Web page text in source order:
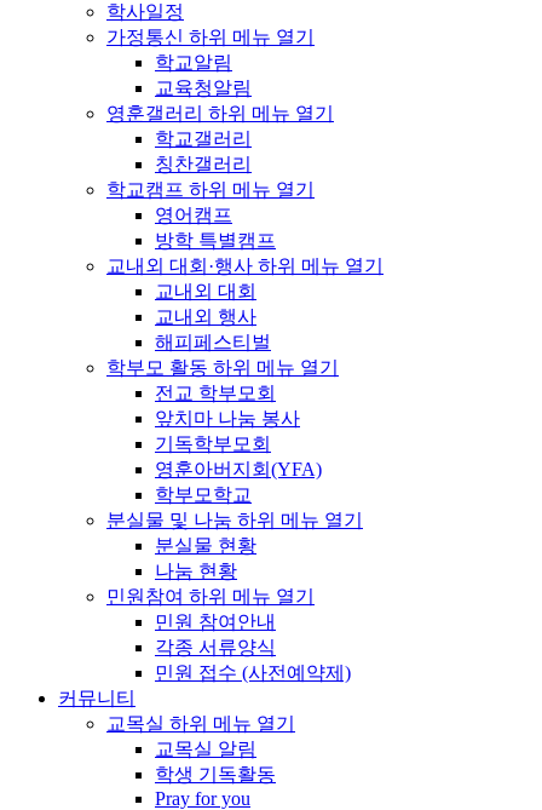
학사일정
가정통신 하위 메뉴 열기
학교알림
교육청알림
영훈갤러리 하위 메뉴 열기
학교갤러리
칭찬갤러리
학교캠프 하위 메뉴 열기
영어캠프
방학 특별캠프
교내외 대회·행사 하위 메뉴 열기
교내외 대회
교내외 행사
해피페스티벌
학부모 활동 하위 메뉴 열기
전교 학부모회
앞치마 나눔 봉사
기독학부모회
영훈아버지회(YFA)
학부모학교
분실물 및 나눔 하위 메뉴 열기
분실물 현황
나눔 현황
민원참여 하위 메뉴 열기
민원 참여안내
각종 서류양식
민원 접수 (사전예약제)
커뮤니티
교목실 하위 메뉴 열기
교목실 알림
학생 기독활동
Pray for you